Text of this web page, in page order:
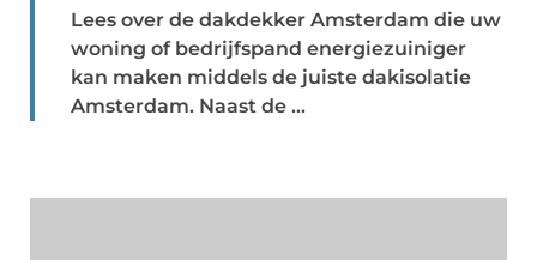
Lees over de dakdekker Amsterdam die uw
woning of bedrijfspand energiezuiniger
kan maken middels de juiste dakisolatie
Amsterdam. Naast de ...